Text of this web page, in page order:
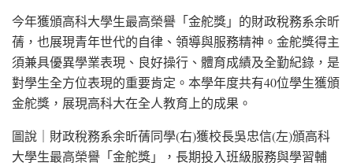
今年獲頒高科大學生最高榮譽「金舵獎」的財政稅務系余昕
蒨，也展現青年世代的自律、領導與服務精神。金舵獎得主
須兼具優異學業表現、良好操行、體育成績及全勤紀錄，是
對學生全方位表現的重要肯定。本學年度共有40位學生獲頒
金舵獎，展現高科大在全人教育上的成果。
圖說｜財政稅務系余昕蒨同學(右)獲校長吳忠信(左)頒高科
大學生最高榮譽「金舵獎」，長期投入班級服務與學習輔